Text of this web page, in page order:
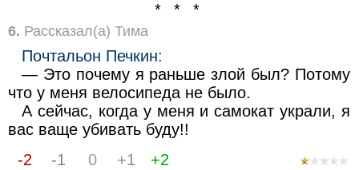
* * *
6. Рассказал(а) Тима
Почтальон Печкин:
— Это почему я раньше злой был? Потому
что у меня велосипеда не было.
А сейчас, когда у меня и самокат украли, я
вас ваще убивать буду!!
-2
-1 0 +1
+2